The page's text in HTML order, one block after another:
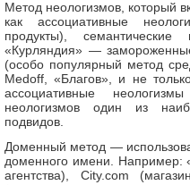
Метод неологизмов, который
как ассоциативные
продукты),
«Курляндия» —
(особо популярный метод
Medoff, «Благов», и не
ассоциативные
неологизмов один из
подвидов.
Доменный метод —
доменного имени. Например:
агентства), City.com